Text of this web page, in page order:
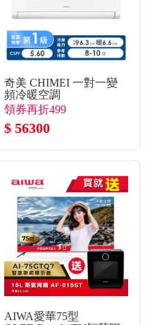
奇美 CHIMEI 一對一變
頻冷暖空調
領券再折499
$ 56300
AIWA愛華75型